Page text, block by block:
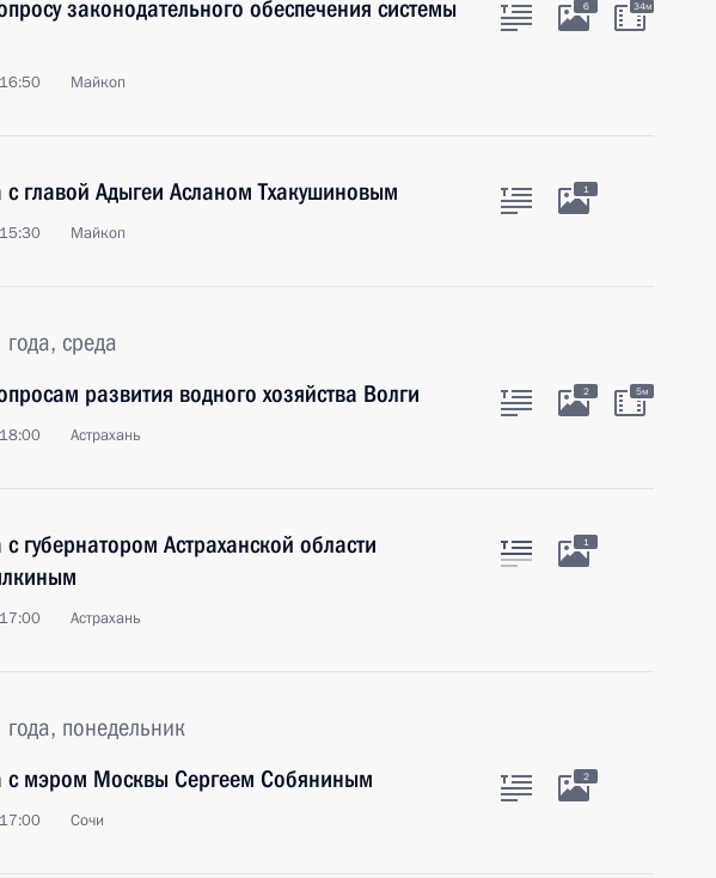
законодательного обеспечения системы
Майкоп
6 34м
с главой Адыгеи Асланом Тхакушиновым
Майкоп
1
среда
развития водного хозяйства Волги
Астрахань
2 5м
губернатором Астраханской области
Астрахань
1
понедельник
с мэром Москвы Сергеем Собяниным
Сочи
2